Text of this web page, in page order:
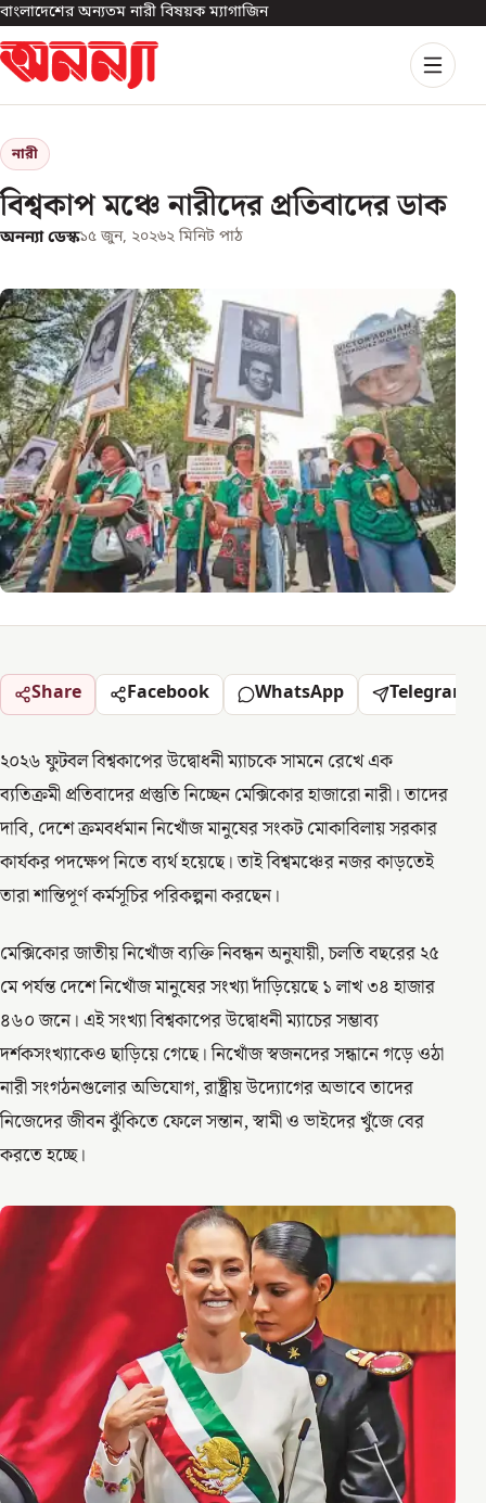
বাংলাদেশের অন্যতম নারী বিষয়ক ম্যাগাজিন
নারী
বিশ্বকাপ মঞ্চে নারীদের প্রতিবাদের ডাক
অনন্যা ডেস্ক১৫ জুন, ২০২৬২ মিনিট পাঠ
Share Facebook WhatsApp Telegram
২০২৬ ফুটবল বিশ্বকাপের উদ্বোধনী ম্যাচকে সামনে রেখে এক
ব্যতিক্রমী প্রতিবাদের প্রস্তুতি নিচ্ছেন মেক্সিকোর হাজারো নারী। তাদের
দাবি, দেশে ক্রমবর্ধমান নিখোঁজ মানুষের সংকট মোকাবিলায় সরকার
কার্যকর পদক্ষেপ নিতে ব্যর্থ হয়েছে। তাই বিশ্বমঞ্চের নজর কাড়তেই
তারা শান্তিপূর্ণ কর্মসূচির পরিকল্পনা করছেন।
মেক্সিকোর জাতীয় নিখোঁজ ব্যক্তি নিবন্ধন অনুযায়ী, চলতি বছরের ২৫
মে পর্যন্ত দেশে নিখোঁজ মানুষের সংখ্যা দাঁড়িয়েছে ১ লাখ ৩৪ হাজার
৪৬০ জনে। এই সংখ্যা বিশ্বকাপের উদ্বোধনী ম্যাচের সম্ভাব্য
দর্শকসংখ্যাকেও ছাড়িয়ে গেছে। নিখোঁজ স্বজনদের সন্ধানে গড়ে ওঠা
নারী সংগঠনগুলোর অভিযোগ, রাষ্ট্রীয় উদ্যোগের অভাবে তাদের
নিজেদের জীবন ঝুঁকিতে ফেলে সন্তান, স্বামী ও ভাইদের খুঁজে বের
করতে হচ্ছে।